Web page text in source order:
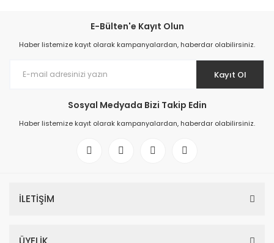
E-Bülten'e Kayıt Olun
Haber listemize kayıt olarak kampanyalardan, haberdar olabilirsiniz.
Kayıt Ol
Sosyal Medyada Bizi Takip Edin
Haber listemize kayıt olarak kampanyalardan, haberdar olabilirsiniz.
İLETİŞİM